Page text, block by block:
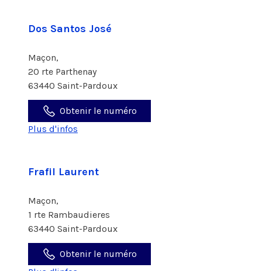
Dos Santos José
Maçon,
20 rte Parthenay
63440 Saint-Pardoux
Obtenir le numéro
Plus d'infos
Frafil Laurent
Maçon,
1 rte Rambaudieres
63440 Saint-Pardoux
Obtenir le numéro